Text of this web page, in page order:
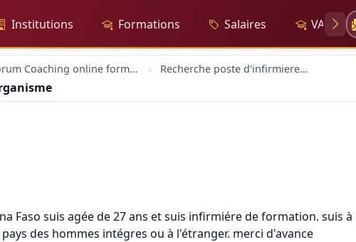
Institutions Formations Salaires VAE
forum Coaching online formation professionelle emploi education Recherche poste d'infirmiere dans un organisme
Faso suis agée de 27 ans et suis infirmiére de formation.
des hommes intégres ou à l'étranger. merci d'avance